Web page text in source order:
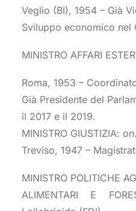
Veglio (BI), 1954 – Già
Sviluppo economico nel
MINISTRO AFFARI
Roma, 1953 –
Già Presidente del
il 2017 e il 2019.
MINISTRO GIUSTIZIA:
Treviso, 1947 –
MINISTRO POLITICHE
ALIMENTARI E